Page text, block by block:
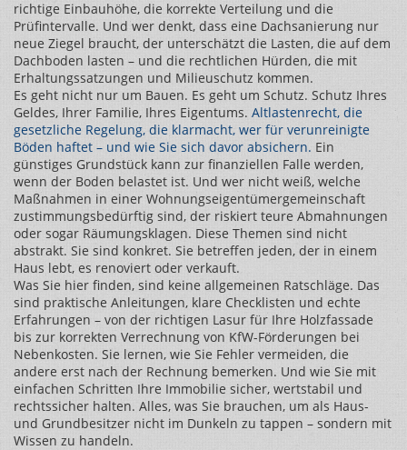
richtige Einbauhöhe, die korrekte Verteilung und die
Prüfintervalle. Und wer denkt, dass eine Dachsanierung nur
neue Ziegel braucht, der unterschätzt die Lasten, die auf dem
Dachboden lasten – und die rechtlichen Hürden, die mit
Erhaltungssatzungen und Milieuschutz kommen.
Es geht nicht nur um Bauen. Es geht um Schutz. Schutz Ihres
Geldes, Ihrer Familie, Ihres Eigentums. Altlastenrecht, die
gesetzliche Regelung, die klarmacht, wer für verunreinigte
Böden haftet – und wie Sie sich davor absichern. Ein
günstiges Grundstück kann zur finanziellen Falle werden,
wenn der Boden belastet ist. Und wer nicht weiß, welche
Maßnahmen in einer Wohnungseigentümergemeinschaft
zustimmungsbedürftig sind, der riskiert teure Abmahnungen
oder sogar Räumungsklagen. Diese Themen sind nicht
abstrakt. Sie sind konkret. Sie betreffen jeden, der in einem
Haus lebt, es renoviert oder verkauft.
Was Sie hier finden, sind keine allgemeinen Ratschläge. Das
sind praktische Anleitungen, klare Checklisten und echte
Erfahrungen – von der richtigen Lasur für Ihre Holzfassade
bis zur korrekten Verrechnung von KfW-Förderungen bei
Nebenkosten. Sie lernen, wie Sie Fehler vermeiden, die
andere erst nach der Rechnung bemerken. Und wie Sie mit
einfachen Schritten Ihre Immobilie sicher, wertstabil und
rechtssicher halten. Alles, was Sie brauchen, um als Haus-
und Grundbesitzer nicht im Dunkeln zu tappen – sondern mit
Wissen zu handeln.